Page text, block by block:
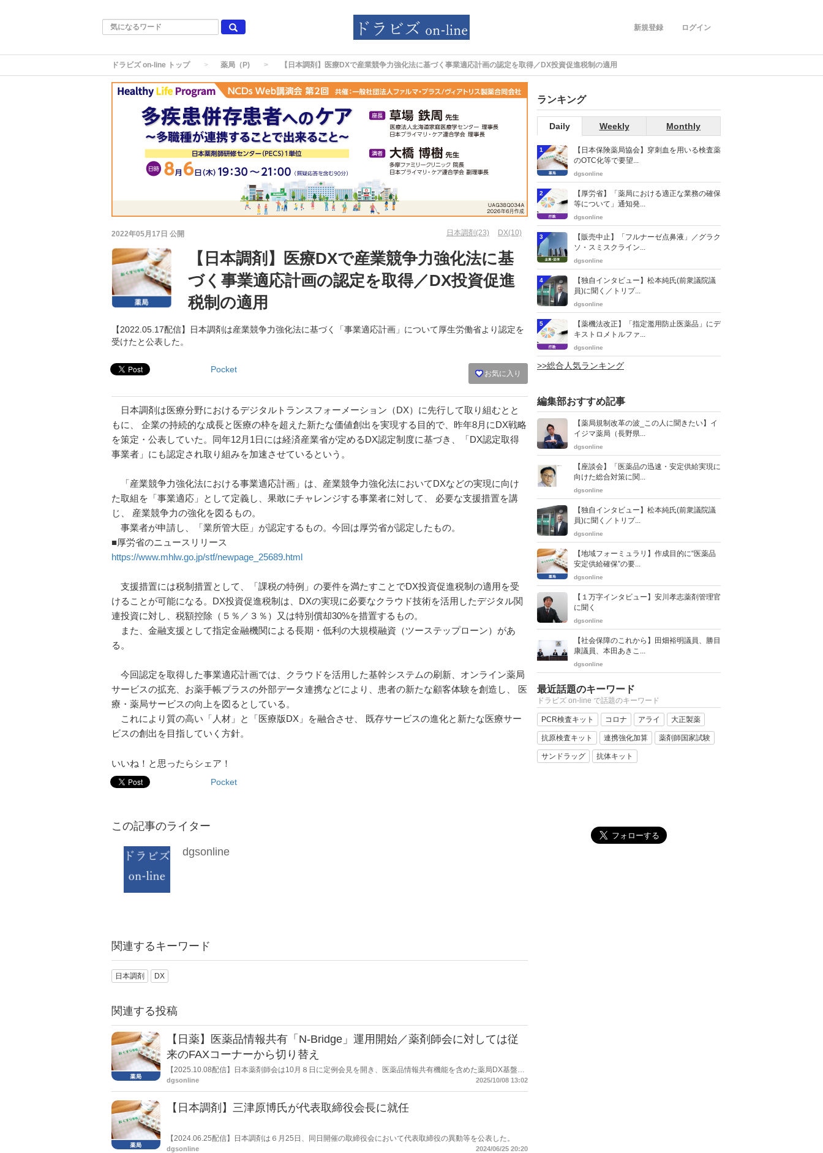
ログイン
新規登録
ドラビズ on-line トップ 薬局（P) 【日本調剤】医療DXで産業競争力強化法に基づく事業適応計画の認定を取得／DX投資促進税制の適用
2022年05月17日 公開 日本調剤(23) DX(10)
【日本調剤】医療DXで産業競争力強化法に基
づく事業適応計画の認定を取得／DX投資促進
税制の適用
【2022.05.17配信】日本調剤は産業競争力強化法に基づく「事業適応計画」について厚生労働省より認定を
受けたと公表した。
お気に入り
Pocket
日本調剤は医療分野におけるデジタルトランスフォーメーション（DX）に先行して取り組むとと
もに、 企業の持続的な成長と医療の枠を超えた新たな価値創出を実現する目的で、昨年8月にDX戦略
を策定・公表していた。同年12月1日には経済産業省が定めるDX認定制度に基づき、「DX認定取得
事業者」にも認定され取り組みを加速させているという。
「産業競争力強化法における事業適応計画」は、産業競争力強化法においてDXなどの実現に向け
た取組を「事業適応」として定義し、果敢にチャレンジする事業者に対して、 必要な支援措置を講
じ、 産業競争力の強化を図るもの。
事業者が申請し、「業所管大臣」が認定するもの。今回は厚労省が認定したもの。
■厚労省のニュースリリース
https://www.mhlw.go.jp/stf/newpage_25689.html
支援措置には税制措置として、「課税の特例」の要件を満たすことでDX投資促進税制の適用を受
けることが可能になる。DX投資促進税制は、DXの実現に必要なクラウド技術を活用したデジタル関
連投資に対し、税額控除（５％／３％）又は特別償却30%を措置するもの。
また、金融支援として指定金融機関による長期・低利の大規模融資（ツーステップローン）があ
る。
今回認定を取得した事業適応計画では、クラウドを活用した基幹システムの刷新、オンライン薬局
サービスの拡充、お薬手帳プラスの外部データ連携などにより、患者の新たな顧客体験を創造し、 医
療・薬局サービスの向上を図るとしている。
これにより質の高い「人材」と「医療版DX」を融合させ、 既存サービスの進化と新たな医療サー
ビスの創出を目指していく方針。
いいね！と思ったらシェア！
Pocket
この記事のライター
dgsonline
関連するキーワード
日本調剤 DX
関連する投稿
【日薬】医薬品情報共有「N-Bridge」運用開始／薬剤師会に対しては従
来のFAXコーナーから切り替え
【2025.10.08配信】日本薬剤師会は10月８日に定例会見を開き、医薬品情報共有機能を含めた薬局DX基盤サ
ービス「N-Bridge」の運用を開始すると説明した。薬局に対しては、電子お薬手帳・処方箋受付・医薬品情報
dgsonline 2025/10/08 13:02
【日本調剤】三津原博氏が代表取締役会長に就任
【2024.06.25配信】日本調剤は６月25日、同日開催の取締役会において代表取締役の異動等を公表した。
dgsonline 2024/06/25 20:20
ランキング
Daily Weekly Monthly
1
【日本保険薬局協会】穿刺血を用いる検査薬
のOTC化等で要望...
dgsonline
2
【厚労省】「薬局における適正な業務の確保
等について」通知発...
dgsonline
3
【販売中止】「フルナーゼ点鼻液」／グラク
ソ・スミスクライン...
dgsonline
4
【独自インタビュー】松本純氏(前衆議院議
員)に聞く／トリプ...
dgsonline
5
【薬機法改正】「指定濫用防止医薬品」にデ
キストロメトルファ...
dgsonline
>>総合人気ランキング
編集部おすすめ記事
【薬局規制改革の波_この人に聞きたい】イ
イジマ薬局（長野県...
dgsonline
【座談会】「医薬品の迅速・安定供給実現に
向けた総合対策に関...
dgsonline
【独自インタビュー】松本純氏(前衆議院議
員)に聞く／トリプ...
dgsonline
【地域フォーミュラリ】作成目的に“医薬品
安定供給確保”の要...
dgsonline
【１万字インタビュー】安川孝志薬剤管理官
に聞く
dgsonline
【社会保障のこれから】田畑裕明議員、勝目
康議員、本田あきこ...
dgsonline
最近話題のキーワード
ドラビズ on-line で話題のキーワード
PCR検査キット コロナ アライ 大正製薬
抗原検査キット 連携強化加算 薬剤師国家試験
サンドラッグ 抗体キット